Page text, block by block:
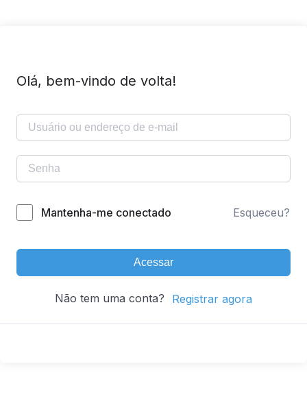
Olá, bem-vindo de volta!
Mantenha-me conectado Esqueceu?
Acessar
Não tem uma conta? Registrar agora